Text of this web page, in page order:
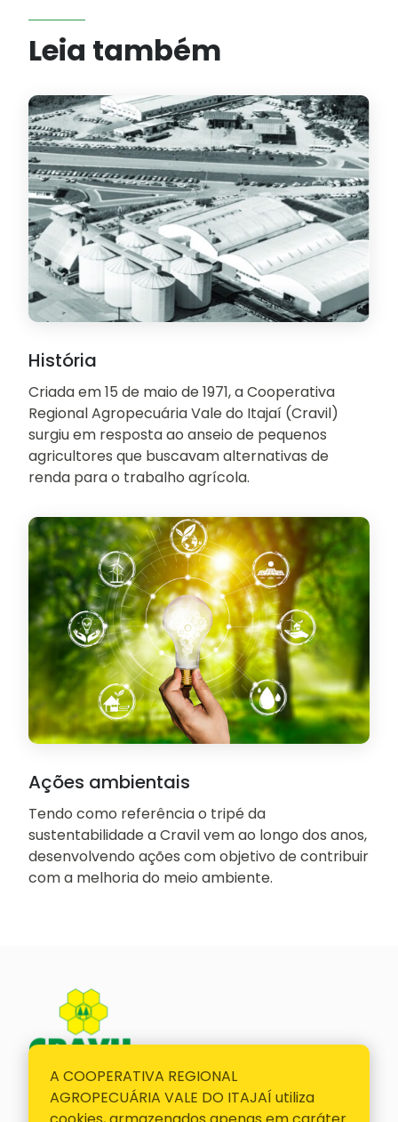
Leia também
História
Criada em 15 de maio de 1971, a Cooperativa
Regional Agropecuária Vale do Itajaí (Cravil)
surgiu em resposta ao anseio de pequenos
agricultores que buscavam alternativas de
renda para o trabalho agrícola.
Ações ambientais
Tendo como referência o tripé da
sustentabilidade a Cravil vem ao longo dos anos,
desenvolvendo ações com objetivo de contribuir
com a melhoria do meio ambiente.
E-mail
cravil@cravil.com.br
A COOPERATIVA REGIONAL
AGROPECUÁRIA VALE DO ITAJAÍ utiliza